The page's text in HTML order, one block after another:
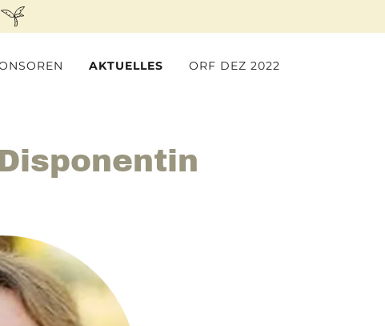
AKTUELLES ORF DEZ 2022